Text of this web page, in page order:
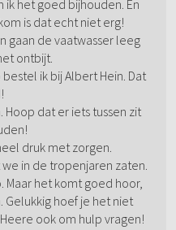
ik het goed bijhouden. En
is dat echt niet erg!
gaan de vaatwasser leeg
ontbijt.
ik bij Albert Hein. Dat
dat er iets tussen zit
druk met zorgen.
in de tropenjaren zaten.
Maar het komt goed hoor,
hoef je het niet
ook om hulp vragen!